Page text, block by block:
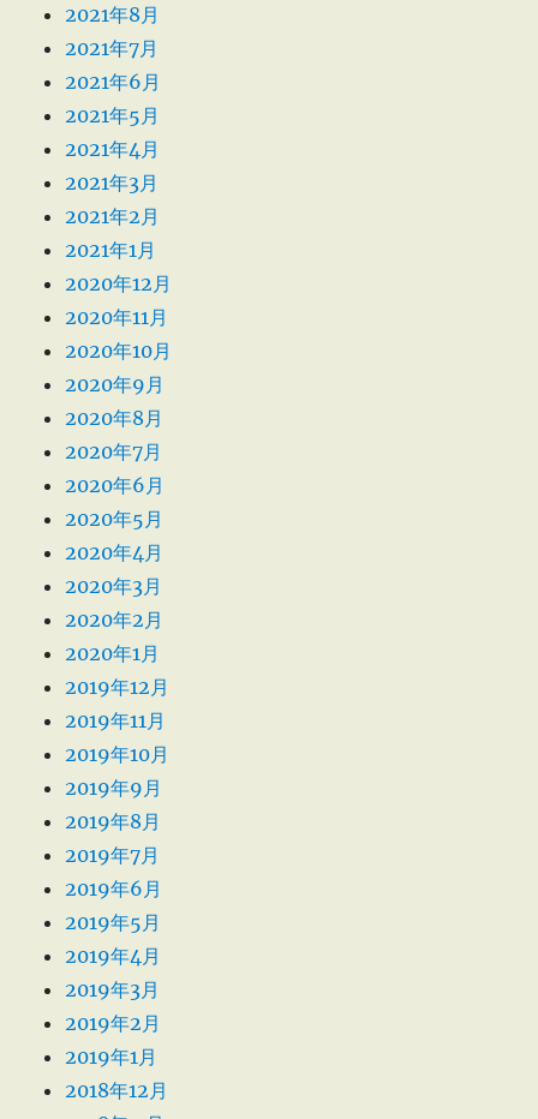
2021年8月
2021年7月
2021年6月
2021年5月
2021年4月
2021年3月
2021年2月
2021年1月
2020年12月
2020年11月
2020年10月
2020年9月
2020年8月
2020年7月
2020年6月
2020年5月
2020年4月
2020年3月
2020年2月
2020年1月
2019年12月
2019年11月
2019年10月
2019年9月
2019年8月
2019年7月
2019年6月
2019年5月
2019年4月
2019年3月
2019年2月
2019年1月
2018年12月